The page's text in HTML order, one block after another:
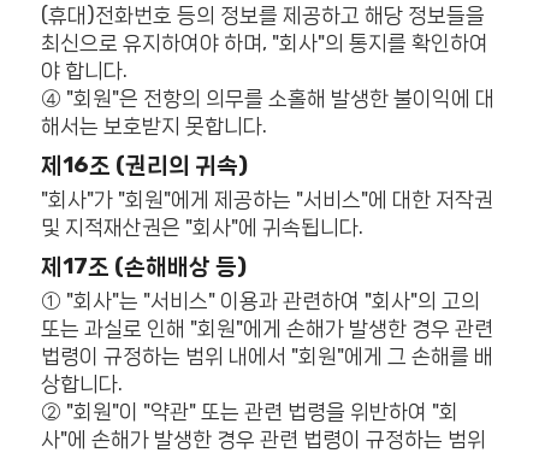
(휴대)전화번호 등의 정보를 제공하고 해당 정보들을
최신으로 유지하여야 하며, "회사"의 통지를 확인하여
야 합니다.
④ "회원"은 전항의 의무를 소홀해 발생한 불이익에 대
해서는 보호받지 못합니다.
제16조 (권리의 귀속)
"회사"가 "회원"에게 제공하는 "서비스"에 대한 저작권
및 지적재산권은 "회사"에 귀속됩니다.
제17조 (손해배상 등)
① "회사"는 "서비스" 이용과 관련하여 "회사"의 고의
또는 과실로 인해 "회원"에게 손해가 발생한 경우 관련
법령이 규정하는 범위 내에서 "회원"에게 그 손해를 배
상합니다.
② "회원"이 "약관" 또는 관련 법령을 위반하여 "회
사"에 손해가 발생한 경우 관련 법령이 규정하는 범위